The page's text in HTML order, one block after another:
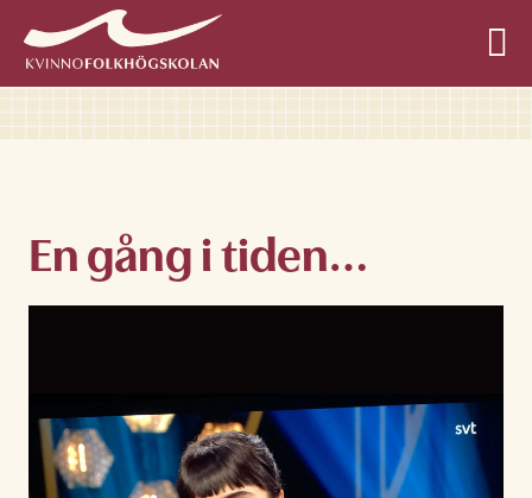
Profilkurser
Övriga kurser
En gång i tiden…